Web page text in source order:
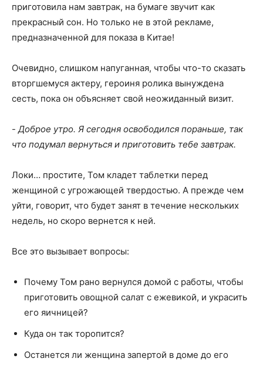
приготовила нам завтрак, на бумаге звучит как
прекрасный сон. Но только не в этой рекламе,
предназначенной для показа в Китае!
Очевидно, слишком напуганная, чтобы что-то сказать
вторгшемуся актеру, героиня ролика вынуждена
сесть, пока он объясняет свой неожиданный визит.
- Доброе утро. Я сегодня освободился пораньше, так
что подумал вернуться и приготовить тебе завтрак.
Локи… простите, Том кладет таблетки перед
женщиной с угрожающей твердостью. А прежде чем
уйти, говорит, что будет занят в течение нескольких
недель, но скоро вернется к ней.
Все это вызывает вопросы:
Почему Том рано вернулся домой с работы, чтобы
приготовить овощной салат с ежевикой, и украсить
его яичницей?
Куда он так торопится?
Останется ли женщина запертой в доме до его